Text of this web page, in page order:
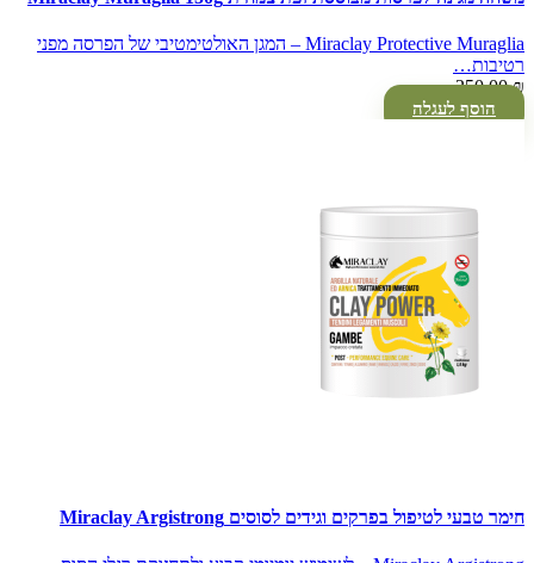
Miraclay Protective Muraglia – המגן האולטימטיבי של הפרסה מפני
רטיבות…
250.00₪
הוסף לעגלה
חימר טבעי לטיפול בפרקים וגידים לסוסים Miraclay Argistrong